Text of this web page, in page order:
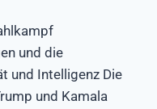
und die
und Intelligenz Die
und Kamala